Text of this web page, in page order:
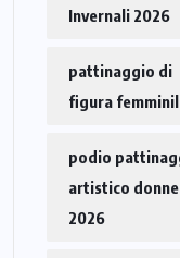
Invernali 2026
pattinaggio di
figura
podio
artistico donne
2026